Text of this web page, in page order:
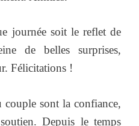
journée soit le reflet de
de belles surprises,
Félicitations !
sont la confiance,
Depuis le temps